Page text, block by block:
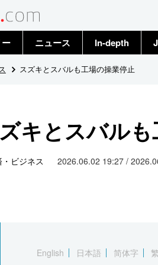
ニュース
トップ
In-depth
スズキとスバルも工場の操業停止
キとスバル
ビジネス 2026.06.02 19:27 /
English 日本語 简体字